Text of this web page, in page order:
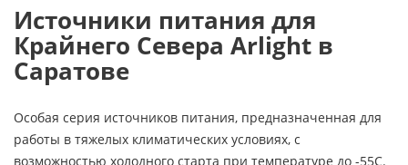
Источники питания для
Крайнего Севера Arlight в
Саратове
Особая серия источников питания, предназначенная для
работы в тяжелых климатических условиях, с
возможностью холодного старта при температуре до -55С.